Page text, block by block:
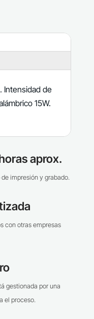
Intensidad de
15W.
aprox.
impresión y grabado.
con otras empresas
gestionada por una
el proceso.